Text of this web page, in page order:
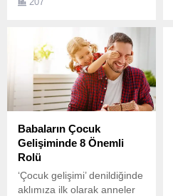
çalışmalarına, Minik Eller
çatısı altında Türkiye Eğitim
Gönüllüleri Vakfı (TEGV) iş
birliğinde çocuklarla birlikte
gerçekleştirilen ‘İklim
Koruyucuları Yetişiyor’
Projesi ile devam ediyor.
Babaların Çocuk
Gelişiminde 8 Önemli
Rolü
‘Çocuk gelişimi’ denildiğinde
aklımıza ilk olarak anneler